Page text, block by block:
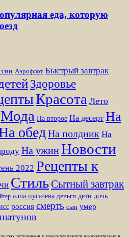
еда, которую
Аэрофлот Быстрый завтрак
Здоровье
Красота Лето
Мода На второе На десерт На
обедНа полдник На
На ужинНовости
2022 Рецепты к
СтильСытный завтрак
алла пугачева деньги дети дочь
россия смерть сын умер